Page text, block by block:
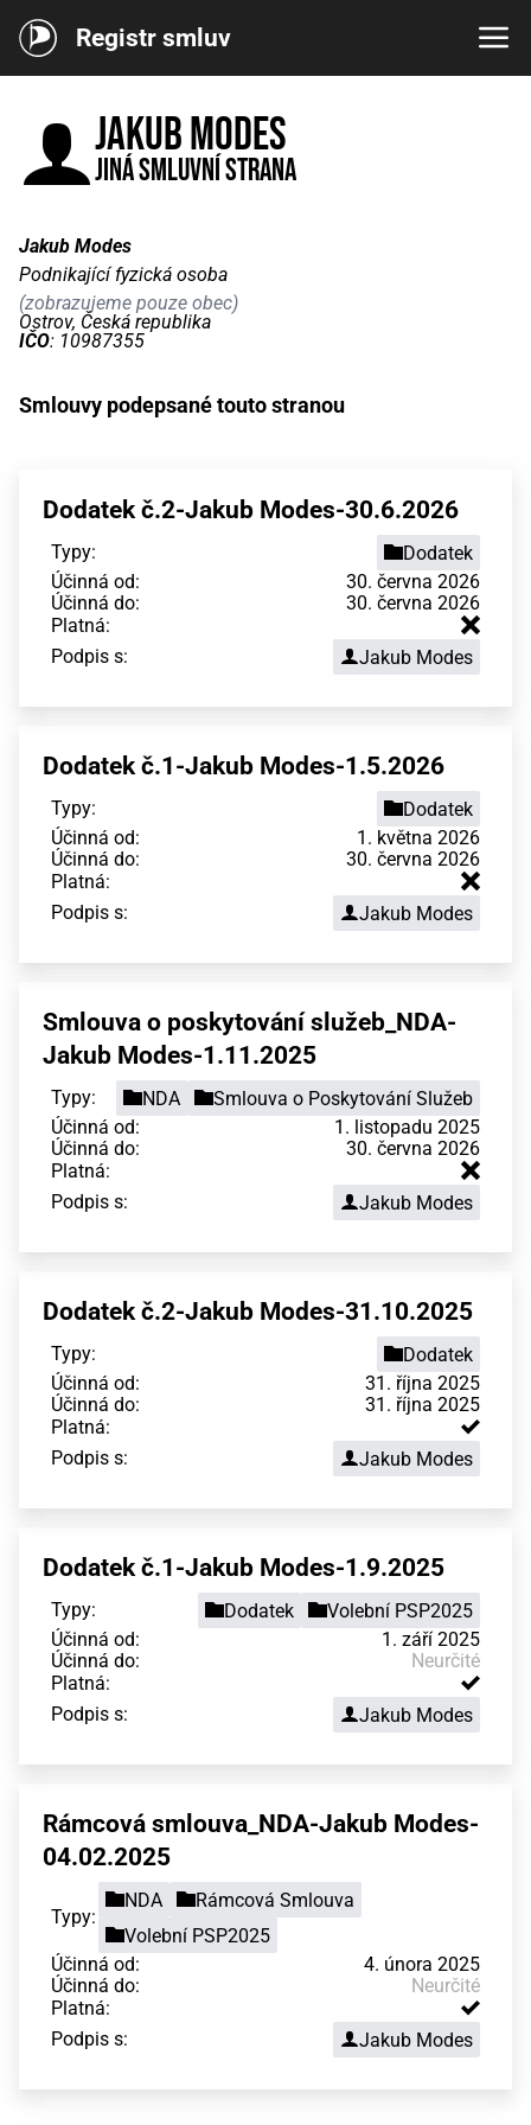
Registr smluv
Jakub Modes
Jiná smluvní strana
Jakub Modes
Podnikající fyzická osoba
(zobrazujeme pouze obec)
Ostrov, Česká republika
IČO: 10987355
Smlouvy podepsané touto stranou
Dodatek č.2-Jakub Modes-30.6.2026
Typy:
Dodatek
Účinná od:
30. června 2026
Účinná do:
30. června 2026
Platná:
Podpis s:
Jakub Modes
Dodatek č.1-Jakub Modes-1.5.2026
Typy:
Dodatek
Účinná od:
1. května 2026
Účinná do:
30. června 2026
Platná:
Podpis s:
Jakub Modes
Smlouva o poskytování služeb_NDA-
Jakub Modes-1.11.2025
Typy: NDA
Smlouva o Poskytování Služeb
Účinná od:
1. listopadu 2025
Účinná do:
30. června 2026
Platná:
Podpis s:
Jakub Modes
Dodatek č.2-Jakub Modes-31.10.2025
Typy:
Dodatek
Účinná od:
31. října 2025
Účinná do:
31. října 2025
Platná:
Podpis s:
Jakub Modes
Dodatek č.1-Jakub Modes-1.9.2025
Typy: Dodatek
Volební PSP2025
Účinná od:
1. září 2025
Účinná do:
Neurčité
Platná:
Podpis s:
Jakub Modes
Rámcová smlouva_NDA-Jakub Modes-
04.02.2025
Typy:
NDA
Rámcová Smlouva
Volební PSP2025
Účinná od:
4. února 2025
Účinná do:
Neurčité
Platná:
Podpis s:
Jakub Modes